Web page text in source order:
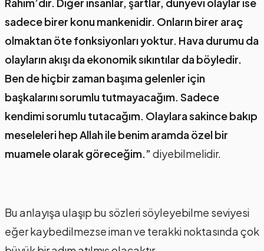
sadece birer konu mankenidir. Onların birer araç
olmaktan öte fonksiyonları yoktur. Hava durumu da
olayların akışı da ekonomik sıkıntılar da böyledir.
Ben de hiçbir zaman başıma gelenler için
başkalarını sorumlu tutmayacağım. Sadece
kendimi sorumlu tutacağım. Olaylara sakince bakıp
meseleleri hep Allah ile benim aramda özel bir
muamele olarak göreceğim.”diyebilmelidir.
Bu anlayışa ulaşıp bu sözleri söyleyebilme seviyesi
eğer kaybedilmezse iman ve terakki noktasında çok